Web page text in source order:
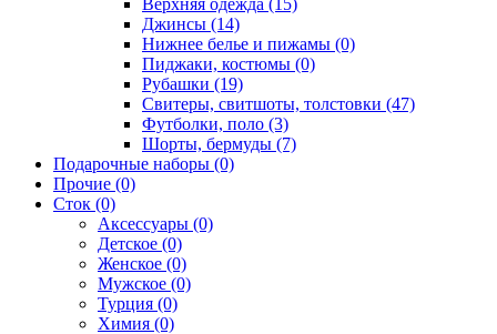
Джинсы (14)
Нижнее белье и пижамы (0)
Пиджаки, костюмы (0)
Рубашки (19)
Свитеры, свитшоты, толстовки (47)
Футболки, поло (3)
Шорты, бермуды (7)
Подарочные наборы (0)
Прочие (0)
Сток (0)
Аксессуары (0)
Детское (0)
Женское (0)
Мужское (0)
Турция (0)
Химия (0)